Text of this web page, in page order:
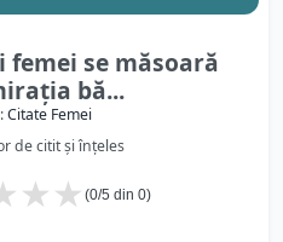
femei se măsoară
bă...
Citate Femei
de citit și înțeles
★
★ (0/5 din 0)